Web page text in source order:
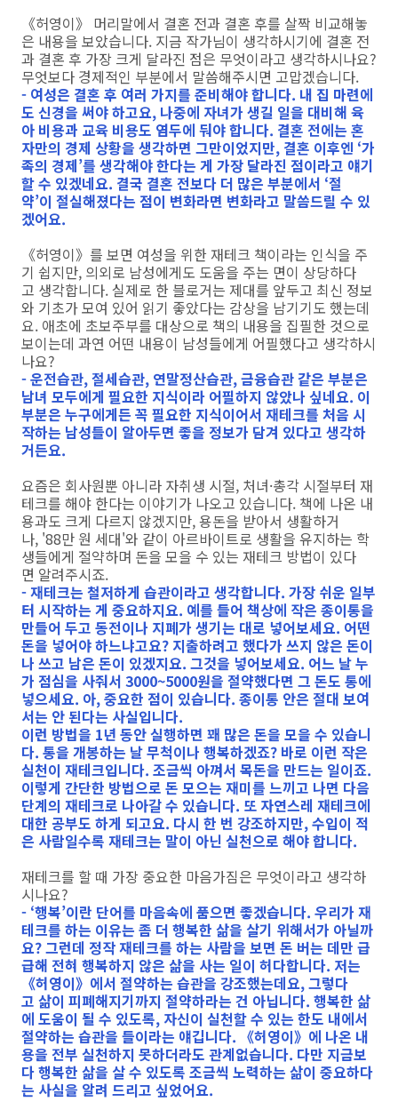
《허영이》 머리말에서 결혼 전과 결혼 후를 살짝 비교해놓
은 내용을 보았습니다. 지금 작가님이 생각하시기에 결혼 전
과 결혼 후 가장 크게 달라진 점은 무엇이라고 생각하시나요?
무엇보다 경제적인 부분에서 말씀해주시면 고맙겠습니다.
- 여성은 결혼 후 여러 가지를 준비해야 합니다. 내 집 마련에
도 신경을 써야 하고요, 나중에 자녀가 생길 일을 대비해 육
아 비용과 교육 비용도 염두에 둬야 합니다. 결혼 전에는 혼
자만의 경제 상황을 생각하면 그만이었지만, 결혼 이후엔 ‘가
족의 경제’를 생각해야 한다는 게 가장 달라진 점이라고 얘기
할 수 있겠네요. 결국 결혼 전보다 더 많은 부분에서 ‘절
약’이 절실해졌다는 점이 변화라면 변화라고 말씀드릴 수 있
겠어요.
《허영이》를 보면 여성을 위한 재테크 책이라는 인식을 주
기 쉽지만, 의외로 남성에게도 도움을 주는 면이 상당하다
고 생각합니다. 실제로 한 블로거는 제대를 앞두고 최신 정보
와 기초가 모여 있어 읽기 좋았다는 감상을 남기기도 했는데
요. 애초에 초보주부를 대상으로 책의 내용을 집필한 것으로
보이는데 과연 어떤 내용이 남성들에게 어필했다고 생각하시
나요?
- 운전습관, 절세습관, 연말정산습관, 금융습관 같은 부분은
남녀 모두에게 필요한 지식이라 어필하지 않았나 싶네요. 이
부분은 누구에게든 꼭 필요한 지식이어서 재테크를 처음 시
작하는 남성들이 알아두면 좋을 정보가 담겨 있다고 생각하
거든요.
요즘은 회사원뿐 아니라 자취생 시절, 처녀·총각 시절부터 재
테크를 해야 한다는 이야기가 나오고 있습니다. 책에 나온 내
용과도 크게 다르지 않겠지만, 용돈을 받아서 생활하거
나, '88만 원 세대'와 같이 아르바이트로 생활을 유지하는 학
생들에게 절약하며 돈을 모을 수 있는 재테크 방법이 있다
면 알려주시죠.
- 재테크는 철저하게 습관이라고 생각합니다. 가장 쉬운 일부
터 시작하는 게 중요하지요. 예를 들어 책상에 작은 종이통을
만들어 두고 동전이나 지폐가 생기는 대로 넣어보세요. 어떤
돈을 넣어야 하느냐고요? 지출하려고 했다가 쓰지 않은 돈이
나 쓰고 남은 돈이 있겠지요. 그것을 넣어보세요. 어느 날 누
가 점심을 사줘서 3000~5000원을 절약했다면 그 돈도 통에
넣으세요. 아, 중요한 점이 있습니다. 종이통 안은 절대 보여
서는 안 된다는 사실입니다.
이런 방법을 1년 동안 실행하면 꽤 많은 돈을 모을 수 있습니
다. 통을 개봉하는 날 무척이나 행복하겠죠? 바로 이런 작은
실천이 재테크입니다. 조금씩 아껴서 목돈을 만드는 일이죠.
이렇게 간단한 방법으로 돈 모으는 재미를 느끼고 나면 다음
단계의 재테크로 나아갈 수 있습니다. 또 자연스레 재테크에
대한 공부도 하게 되고요. 다시 한 번 강조하지만, 수입이 적
은 사람일수록 재테크는 말이 아닌 실천으로 해야 합니다.
재테크를 할 때 가장 중요한 마음가짐은 무엇이라고 생각하
시나요?
- ‘행복’이란 단어를 마음속에 품으면 좋겠습니다. 우리가 재
테크를 하는 이유는 좀 더 행복한 삶을 살기 위해서가 아닐까
요? 그런데 정작 재테크를 하는 사람을 보면 돈 버는 데만 급
급해 전혀 행복하지 않은 삶을 사는 일이 허다합니다. 저는
《허영이》에서 절약하는 습관을 강조했는데요, 그렇다
고 삶이 피폐해지기까지 절약하라는 건 아닙니다. 행복한 삶
에 도움이 될 수 있도록, 자신이 실천할 수 있는 한도 내에서
절약하는 습관을 들이라는 얘깁니다. 《허영이》에 나온 내
용을 전부 실천하지 못하더라도 관계없습니다. 다만 지금보
다 행복한 삶을 살 수 있도록 조금씩 노력하는 삶이 중요하다
는 사실을 알려 드리고 싶었어요.